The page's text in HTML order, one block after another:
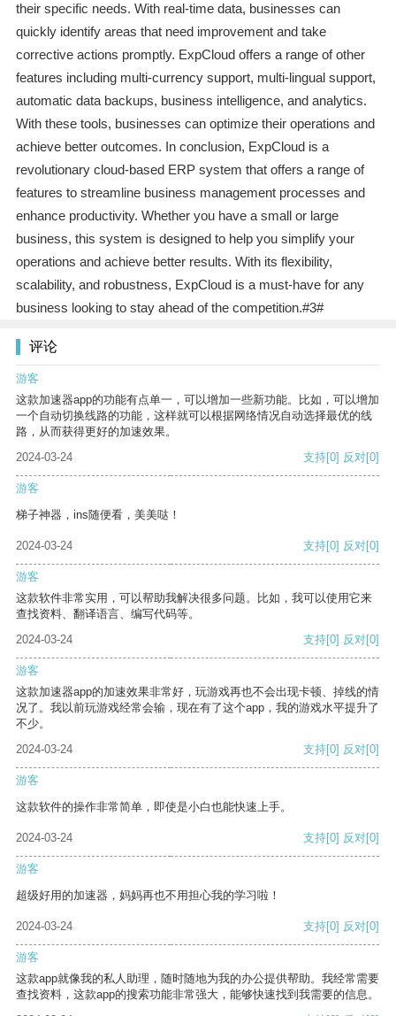
their specific needs. With real-time data, businesses can
quickly identify areas that need improvement and take
corrective actions promptly. ExpCloud offers a range of other
features including multi-currency support, multi-lingual support,
automatic data backups, business intelligence, and analytics.
With these tools, businesses can optimize their operations and
achieve better outcomes. In conclusion, ExpCloud is a
revolutionary cloud-based ERP system that offers a range of
features to streamline business management processes and
enhance productivity. Whether you have a small or large
business, this system is designed to help you simplify your
operations and achieve better results. With its flexibility,
scalability, and robustness, ExpCloud is a must-have for any
business looking to stay ahead of the competition.#3#
评论
游客
这款加速器app的功能有点单一，可以增加一些新功能。比如，可以增加
一个自动切换线路的功能，这样就可以根据网络情况自动选择最优的线
路，从而获得更好的加速效果。
2024-03-24
支持[0] 反对[0]
游客
梯子神器，ins随便看，美美哒！
2024-03-24 支持[0] 反对[0]
游客
这款软件非常实用，可以帮助我解决很多问题。比如，我可以使用它来
查找资料、翻译语言、编写代码等。
2024-03-24
支持[0] 反对[0]
游客
这款加速器app的加速效果非常好，玩游戏再也不会出现卡顿、掉线的情
况了。我以前玩游戏经常会输，现在有了这个app，我的游戏水平提升了
不少。
2024-03-24
支持[0] 反对[0]
游客
这款软件的操作非常简单，即使是小白也能快速上手。
2024-03-24 支持[0] 反对[0]
游客
超级好用的加速器，妈妈再也不用担心我的学习啦！
2024-03-24 支持[0] 反对[0]
游客
这款app就像我的私人助理，随时随地为我的办公提供帮助。我经常需要
查找资料，这款app的搜索功能非常强大，能够快速找到我需要的信息。